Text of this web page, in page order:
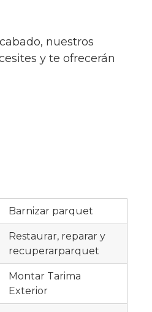
nuestros
y te ofrecerán
Barnizar parquet
Restaurar, reparar y
recuperarparquet
Montar Tarima
Exterior